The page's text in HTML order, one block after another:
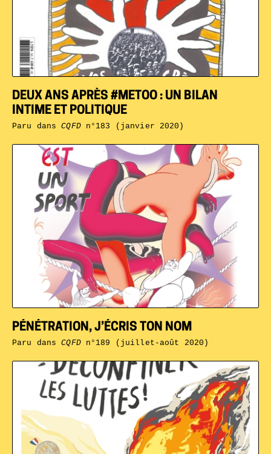
PÉNÉTRATION, J’ÉCRIS TON NOM
Paru dansCQFDn°189 (juillet-août 2020)
DEUX ANS APRÈS #METOO : UN BILAN
INTIME ET POLITIQUE
Paru dansCQFDn°183 (janvier 2020)